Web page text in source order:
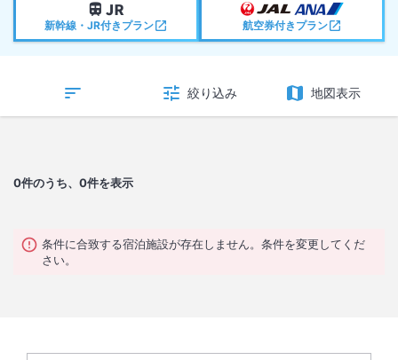
新幹線・JR付きプラン 航空券付きプラン
絞り込み 地図表示
0件のうち、0件を表示
条件に合致する宿泊施設が存在しません。条件を変更してくだ
さい。